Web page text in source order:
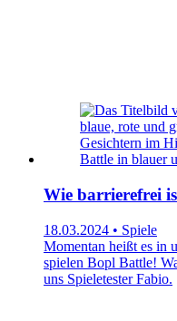
Wie barrierefrei
18.03.2024 • Spiele
Momentan heißt es in
spielen Bopl Battle!
uns Spieletester Fabio.